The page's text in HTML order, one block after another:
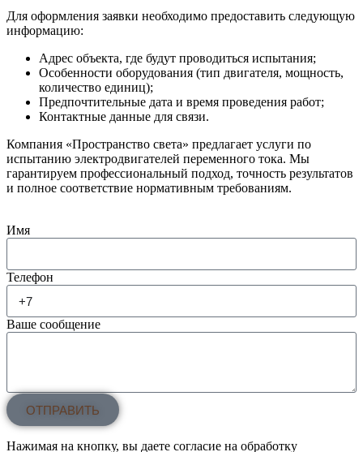
Для оформления заявки необходимо предоставить следующую
информацию:
Адрес объекта, где будут проводиться испытания;
Особенности оборудования (тип двигателя, мощность,
количество единиц);
Предпочтительные дата и время проведения работ;
Контактные данные для связи.
Компания «Пространство света» предлагает услуги по
испытанию электродвигателей переменного тока. Мы
гарантируем профессиональный подход, точность результатов
и полное соответствие нормативным требованиям.
Имя
Телефон
Ваше сообщение
ОТПРАВИТЬ
Нажимая на кнопку, вы даете согласие на обработку